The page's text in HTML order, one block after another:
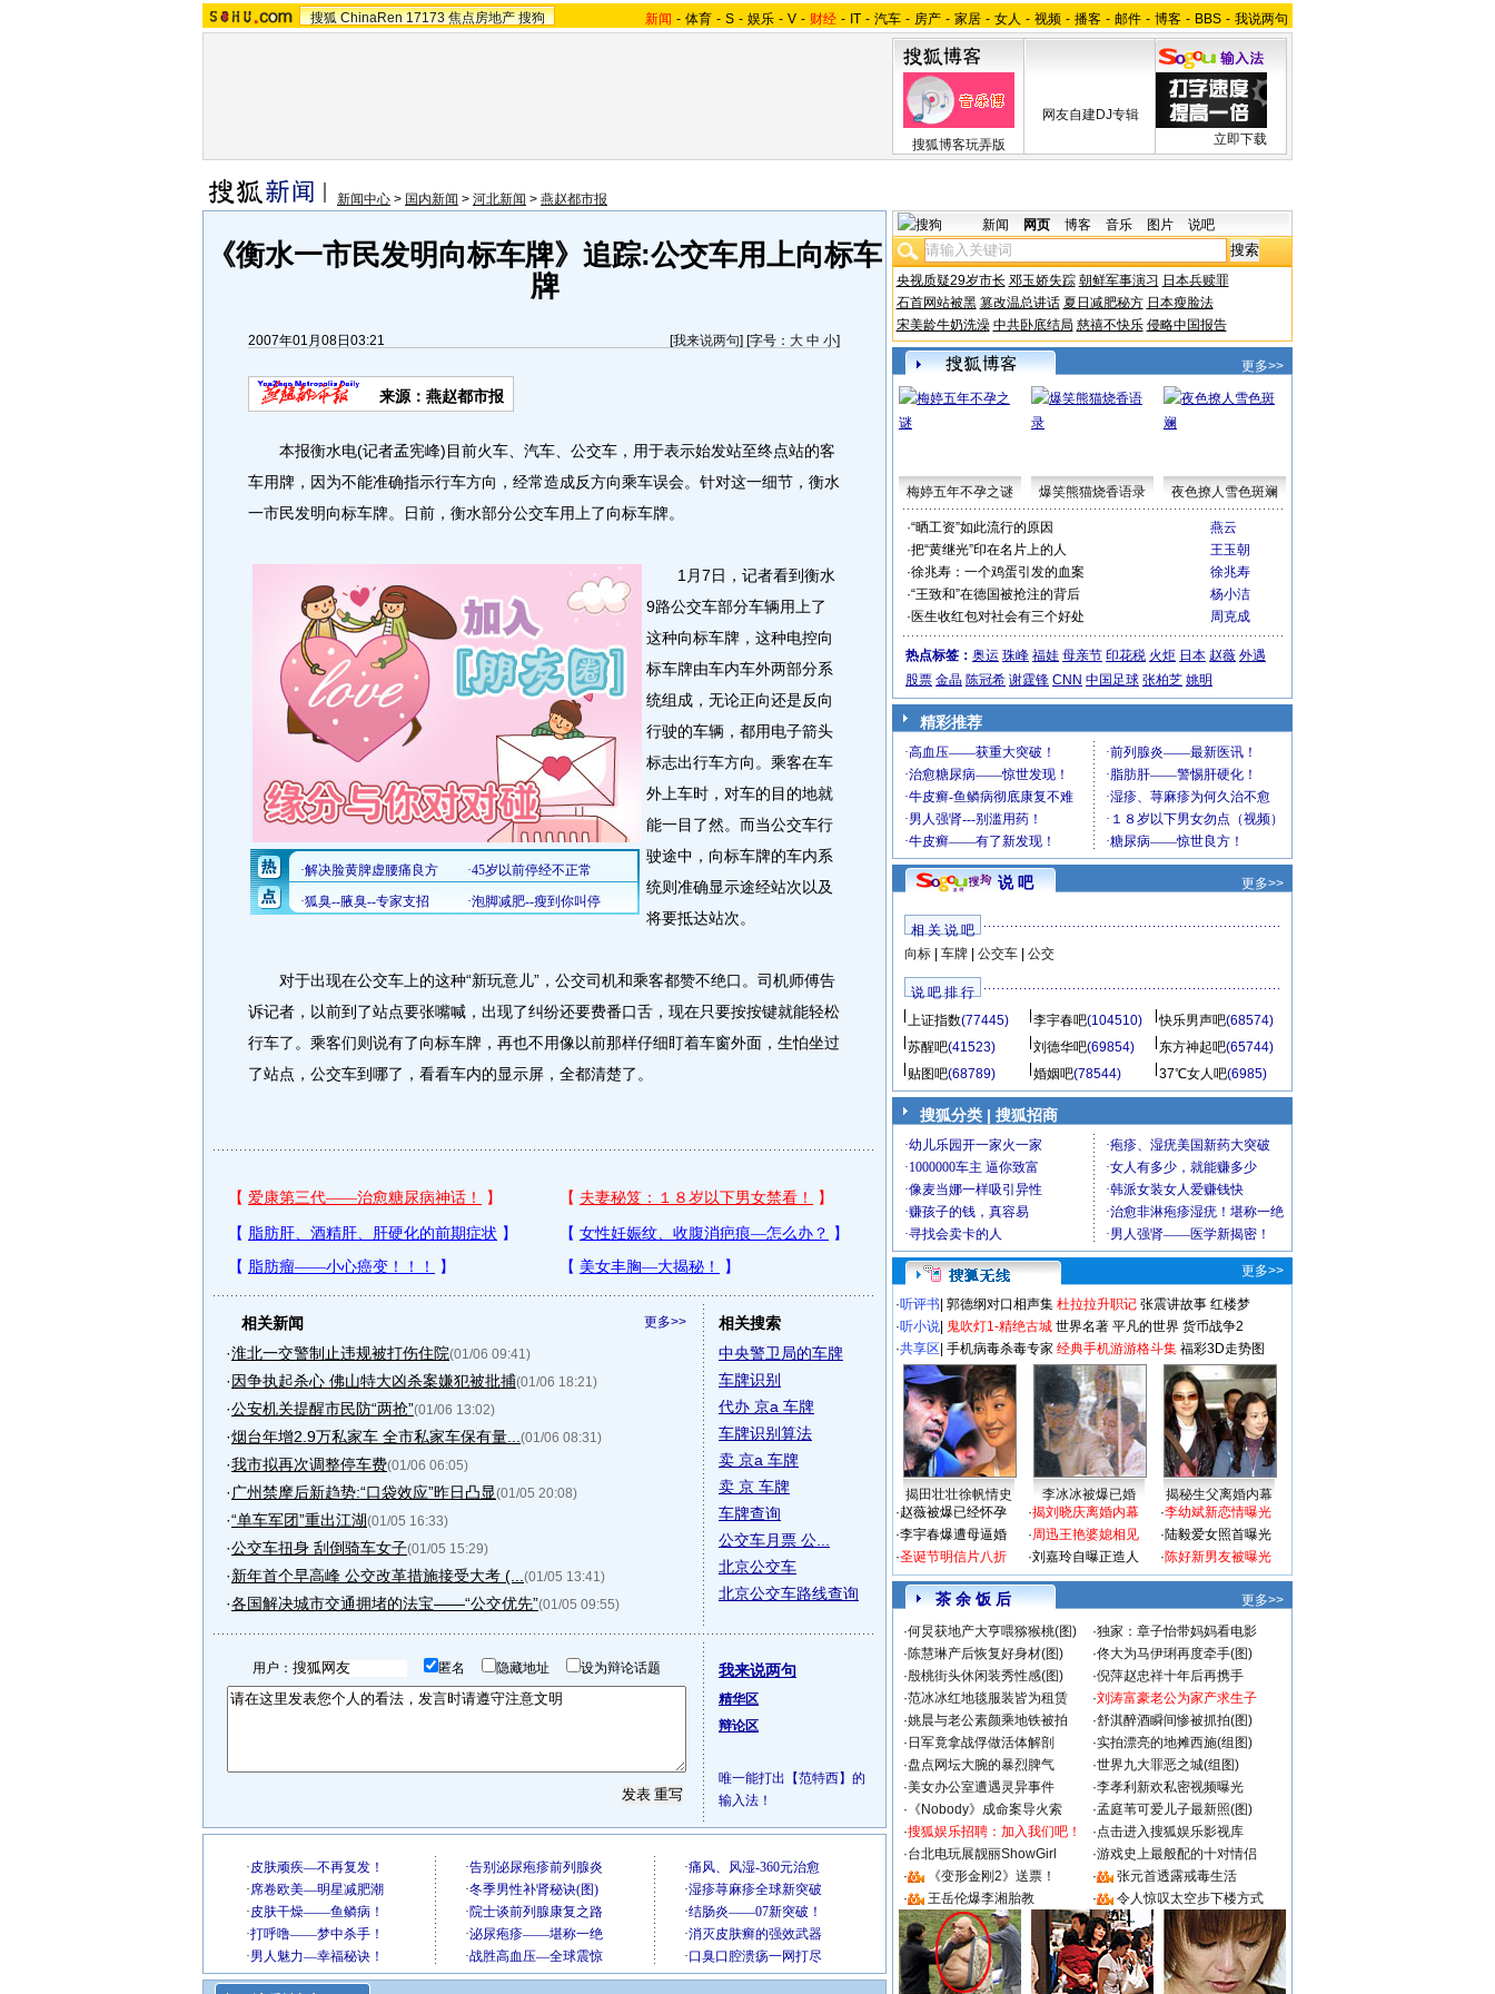
搜狐 ChinaRen 17173 焦点房地产 搜狗 新闻 - 体育 - S - 娱乐 - V - 财经 - IT - 汽车 - 房产 - 家居 - 女人 - 视频 - 播客 - 邮件 - 博客 - BBS - 我说两句
搜狐博客玩弄版
网友自建DJ专辑
立即下载
新闻中心 > 国内新闻 > 河北新闻 > 燕赵都市报
《衡水一市民发明向标车牌》追踪:公交车用上向标车
牌
2007年01月08日03:21 [我来说两句] [字号： 大 中 小]
来源：燕赵都市报
本报衡水电(记者孟宪峰)目前火车、汽车、公交车，用于表示始发站至终点站的客
车用牌，因为不能准确指示行车方向，经常造成反方向乘车误会。针对这一细节，衡水
一市民发明向标车牌。日前，衡水部分公交车用上了向标车牌。
1月7日，记者看到衡水
9路公交车部分车辆用上了
这种向标车牌，这种电控向
标车牌由车内车外两部分系
统组成，无论正向还是反向
行驶的车辆，都用电子箭头
标志出行车方向。乘客在车
外上车时，对车的目的地就
能一目了然。而当公交车行
驶途中，向标车牌的车内系
统则准确显示途经站次以及
将要抵达站次。
对于出现在公交车上的这种“新玩意儿”，公交司机和乘客都赞不绝口。司机师傅告
诉记者，以前到了站点要张嘴喊，出现了纠纷还要费番口舌，现在只要按按键就能轻松
行车了。乘客们则说有了向标车牌，再也不用像以前那样仔细盯着车窗外面，生怕坐过
了站点，公交车到哪了，看看车内的显示屏，全都清楚了。
更多>>
相关新闻
·淮北一交警制止违规被打伤住院(01/06 09:41)
·因争执起杀心 佛山特大凶杀案嫌犯被批捕(01/06 18:21)
·公安机关提醒市民防“两抢”(01/06 13:02)
·烟台年增2.9万私家车 全市私家车保有量... (01/06 08:31)
·我市拟再次调整停车费(01/06 06:05)
· 广州禁摩后新趋势:“口袋效应”昨日凸显(01/05 20:08)
·“单车军团”重出江湖(01/05 16:33)
·公交车扭身 刮倒骑车女子(01/05 15:29)
·新年首个早高峰 公交改革措施接受大考 (... (01/05 13:41)
·各国解决城市交通拥堵的法宝——“公交优先”(01/05 09:55)
相关搜索
中央警卫局的车牌
车牌识别
代办 京a 车牌
车牌识别算法
卖 京a 车牌
卖 京 车牌
车牌查询
公交车月票 公...
北京公交车
北京公交车路线查询
用户： 匿名 隐藏地址 设为辩论话题 我来说两句
精华区
辩论区
唯一能打出【范特西】的
输入法！
新闻 网页 博客 音乐 图片 说吧
央视质疑29岁市长 邓玉娇失踪 朝鲜军事演习 日本兵赎罪
石首网站被黑 篡改温总讲话 夏日减肥秘方 日本瘦脸法
宋美龄牛奶洗澡 中共卧底结局 慈禧不快乐 侵略中国报告
更多>>
梅婷五年不孕之谜 爆笑熊猫烧香语录 夜色撩人雪色斑斓
·“晒工资”如此流行的原因
燕云
·把“黄继光”印在名片上的人
王玉朝
·徐兆寿：一个鸡蛋引发的血案
徐兆寿
·“王致和”在德国被抢注的背后
杨小洁
· 医生收红包对社会有三个好处 周克成
热点标签： 奥运 珠峰 福娃 母亲节 印花税 火炬 日本 赵薇 外遇
股票 金晶 陈冠希 谢霆锋 CNN 中国足球 张柏芝 姚明
精彩推荐
说 吧 更多>>
相 关 说 吧
向标| 车牌| 公交车| 公交
说 吧 排 行
上证指数(77445) 李宇春吧(104510) 快乐男声吧(68574)
苏醒吧(41523) 刘德华吧(69854) 东方神起吧(65744)
贴图吧(68789) 婚姻吧(78544) 37℃女人吧(6985)
搜狐分类 | 搜狐招商
更多>>
·听评书 郭德纲对口相声集 杜拉拉升职记 张震讲故事 红楼梦
·听小说 鬼吹灯1-精绝古城 世界名著 平凡的世界 货币战争2
·共享区 手机病毒杀毒专家 经典手机游游格斗集 福彩3D走势图
揭田壮壮徐帆情史 李冰冰被爆已婚
揭秘生父离婚内幕
·赵薇被爆已经怀孕
·李宇春爆遭母逼婚
·圣诞节明信片八折
·揭刘晓庆离婚内幕
·周迅王艳婆媳相见
·刘嘉玲自曝正造人
·李幼斌新恋情曝光
·陆毅爱女照首曝光
·陈好新男友被曝光
茶 余 饭 后
更多>>
·何炅获地产大亨喂猕猴桃(图) ·独家：章子怡带妈妈看电影
·陈慧琳产后恢复好身材(图) ·佟大为马伊琍再度牵手(图)
·殷桃街头休闲装秀性感(图) ·倪萍赵忠祥十年后再携手
·范冰冰红地毯服装皆为租赁 ·刘涛富豪老公为家产求生子
·姚晨与老公素颜乘地铁被拍 ·舒淇醉酒瞬间惨被抓拍(图)
· 日军竟拿战俘做活体解剖 ·实拍漂亮的地摊西施(组图)
·盘点网坛大腕的暴烈脾气 ·世界九大罪恶之城(组图)
·美女办公室遭遇灵异事件 ·李孝利新欢私密视频曝光
· 《Nobody》成命案导火索 ·孟庭苇可爱儿子最新照(图)
·搜狐娱乐招聘：加入我们吧！ ·点击进入搜狐娱乐影视库
·台北电玩展靓丽ShowGirl ·游戏史上最般配的十对情侣
·
《变形金刚2》送票！ ·
张元首透露戒毒生活
·
王岳伦爆李湘胎教 · 令人惊叹太空步下楼方式